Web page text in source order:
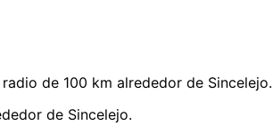
de 100 km alrededor de Sincelejo.
de Sincelejo.